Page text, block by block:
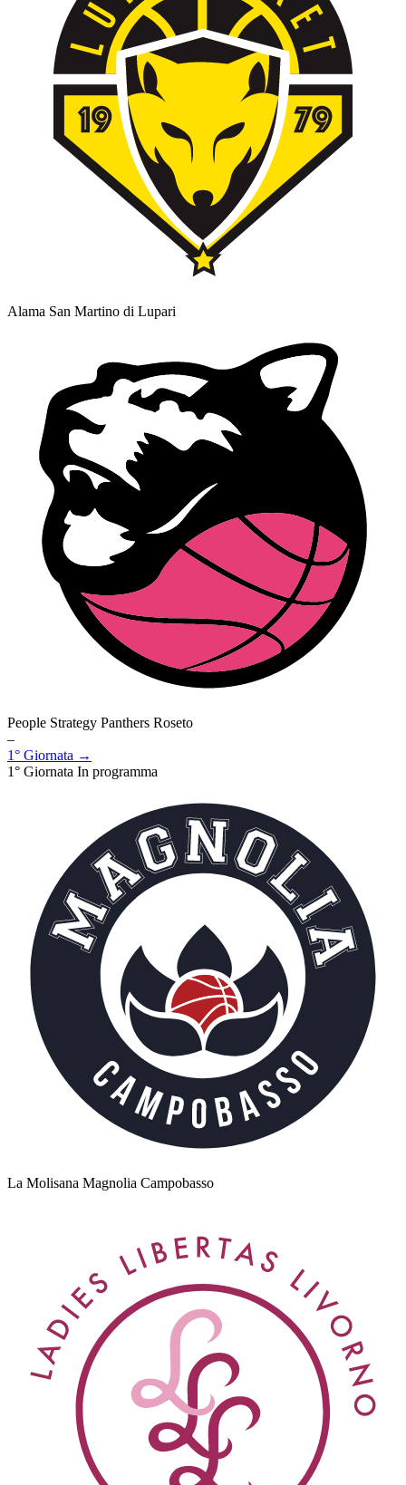
Alama San Martino di Lupari
People Strategy Panthers Roseto
–
1° Giornata →
1° Giornata In programma
La Molisana Magnolia Campobasso